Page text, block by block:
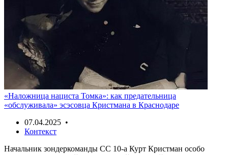
«Наложница нациста Томка»: как предательница
«обслуживала» эсэсовца Кристмана в Краснодаре
07.04.2025 •
Контекст
Начальник зондеркоманды СС 10-а Курт Кристман особо